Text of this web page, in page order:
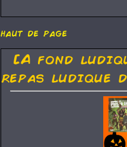
haut de page
[A fond
repas ludique